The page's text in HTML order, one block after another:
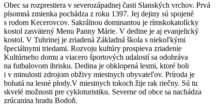
Obec sa rozprestiera v severozápadnej časti Slanských vrchov. Prvá
písomná zmienka pochádza z roku 1397. Jej dejiny sú spojené
s rodom Kecerovcov. Sakrálnou dominantou je rímskokatolícky
kostol zasvätený Menu Panny Márie. V dedine je aj evanjelický
kostol. V Tuhrinej je zriadená Základná škola s niekoľkými
špeciálnymi triedami. Rozvoju kultúry prospieva zriadenie
Kultúrneho domu a viacero športových udalostí sa odohráva
na futbalovom ihrisku. Dedina je obklopená lesmi, ktoré boli
i v minulosti zdrojom obživy miestnych obyvateľov. Príroda je
bohatá na lesné plody.V miestnych tokoch žije rak riečny. Sú tu
skvelé možnosti pre cykloturistiku. Severne od obce sa nachádza
zrúcanina hradu Bodoň.